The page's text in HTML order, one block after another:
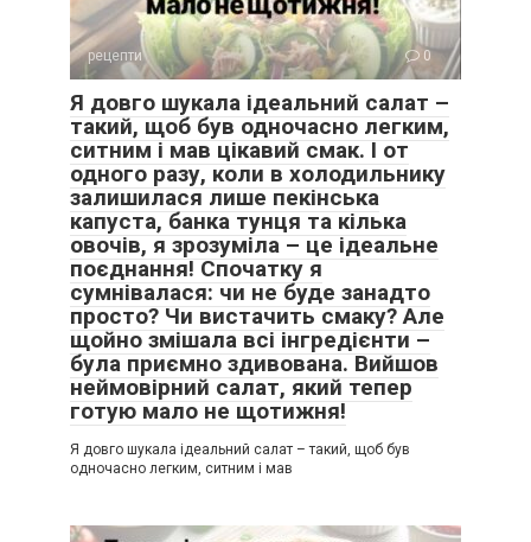
рецепти 0
Я довго шукала ідеальний салат –
такий, щоб був одночасно легким,
ситним і мав цікавий смак. І от
одного разу, коли в холодильнику
залишилася лише пекінська
капуста, банка тунця та кілька
овочів, я зрозуміла – це ідеальне
поєднання! Спочатку я
сумнівалася: чи не буде занадто
просто? Чи вистачить смаку? Але
щойно змішала всі інгредієнти –
була приємно здивована. Вийшов
неймовірний салат, який тепер
готую мало не щотижня!
Я довго шукала ідеальний салат – такий, щоб був
одночасно легким, ситним і мав